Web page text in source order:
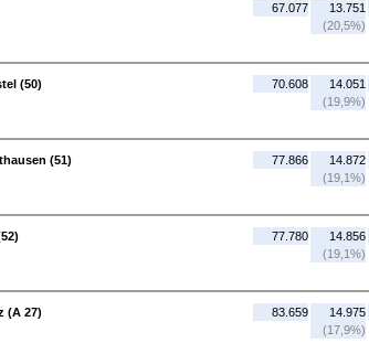
67.077
13.751
(20,5%)
(50)
70.608
14.051
(19,9%)
(51)
77.866
14.872
(19,1%)
77.780
14.856
(19,1%)
(A 27)
83.659
14.975
(17,9%)